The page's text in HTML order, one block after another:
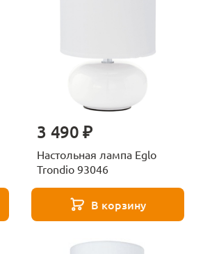
3 490 ₽
Настольная лампа Eglo
Trondio 93046
В корзину